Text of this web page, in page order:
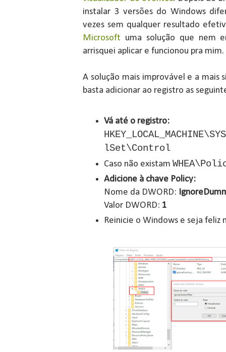
instalar 3 versões do Windows
vezes sem qualquer resultado
Microsoft uma solução que nem
arrisquei aplicar e funcionou pra mim.
A solução mais improvável e a mais
basta adicionar ao registro as
Vá até o registro:
lSet\Control
Caso não existam
Adicione à chave Policy:
Nome da DWORD:
Valor DWORD: 1
Reinicie o Windows e seja feliz